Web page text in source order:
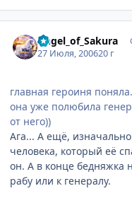
Angel_of_Sakura
27 Июля, 200620 г
главная героиня
она уже полюбила
от него))
Ага... А ещё,
человека, который её
он. А в конце бедняжка
рабу или к генералу.